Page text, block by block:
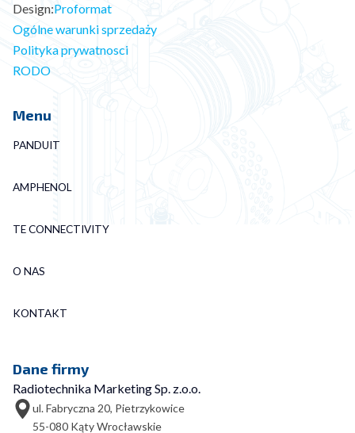
Design:Proformat
Ogólne warunki sprzedaży
Polityka prywatnosci
RODO
Menu
PANDUIT
AMPHENOL
TE CONNECTIVITY
O NAS
KONTAKT
Dane firmy
Radiotechnika Marketing Sp. z.o.o.
ul. Fabryczna 20, Pietrzykowice
55-080 Kąty Wrocławskie